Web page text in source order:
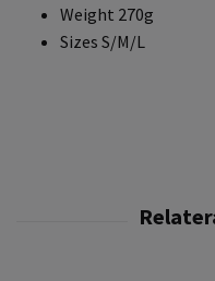
Weight 270g
Sizes S/M/L